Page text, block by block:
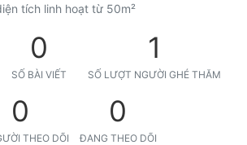
tích linh hoạt từ 50m²
0
SỐ BÀI VIẾT
1
SỐ LƯỢT NGƯỜI GHÉ THĂM
0
THEO DÕI
0
ĐANG THEO DÕI